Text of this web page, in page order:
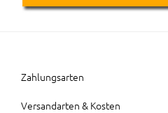
Zahlungsarten
Versandarten & Kosten